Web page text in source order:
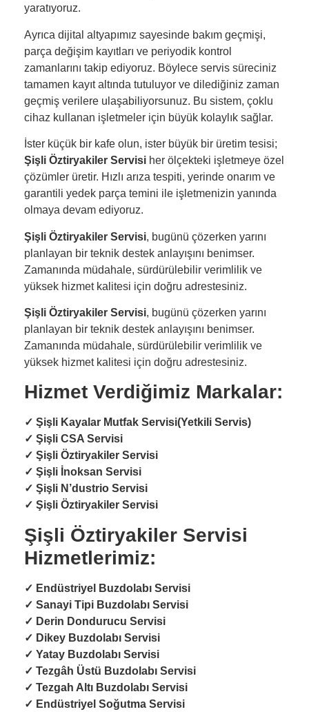
yaratıyoruz.
Ayrıca dijital altyapımız sayesinde bakım geçmişi,
parça değişim kayıtları ve periyodik kontrol
zamanlarını takip ediyoruz. Böylece servis süreciniz
tamamen kayıt altında tutuluyor ve dilediğiniz zaman
geçmiş verilere ulaşabiliyorsunuz. Bu sistem, çoklu
cihaz kullanan işletmeler için büyük kolaylık sağlar.
İster küçük bir kafe olun, ister büyük bir üretim tesisi;
Şişli Öztiryakiler Servisi her ölçekteki işletmeye özel
çözümler üretir. Hızlı arıza tespiti, yerinde onarım ve
garantili yedek parça temini ile işletmenizin yanında
olmaya devam ediyoruz.
Şişli Öztiryakiler Servisi, bugünü çözerken yarını
planlayan bir teknik destek anlayışını benimser.
Zamanında müdahale, sürdürülebilir verimlilik ve
yüksek hizmet kalitesi için doğru adrestesiniz.
Şişli Öztiryakiler Servisi, bugünü çözerken yarını
planlayan bir teknik destek anlayışını benimser.
Zamanında müdahale, sürdürülebilir verimlilik ve
yüksek hizmet kalitesi için doğru adrestesiniz.
Hizmet Verdiğimiz Markalar:
✓ Şişli Kayalar Mutfak Servisi(Yetkili Servis)
✓ Şişli CSA Servisi
✓ Şişli Öztiryakiler Servisi
✓ Şişli İnoksan Servisi
✓ Şişli N’dustrio Servisi
✓ Şişli Öztiryakiler Servisi
Şişli Öztiryakiler Servisi
Hizmetlerimiz:
✓ Endüstriyel
Buzdolabı Servisi
✓ Sanayi Tipi Buzdolabı Servisi
✓ Derin Dondurucu Servisi
✓ Dikey Buzdolabı Servisi
✓ Yatay Buzdolabı Servisi
✓ Tezgâh Üstü Buzdolabı Servisi
✓ Tezgah Altı Buzdolabı Servisi
✓ Endüstriyel Soğutma Servisi